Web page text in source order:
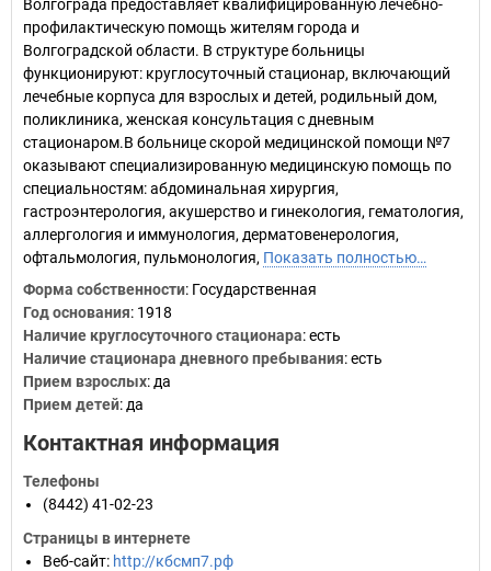
Волгограда предоставляет квалифицированную лечебно-
профилактическую помощь жителям города и
Волгоградской области. В структуре больницы
функционируют: круглосуточный стационар, включающий
лечебные корпуса для взрослых и детей, родильный дом,
поликлиника, женская консультация с дневным
стационаром.В больнице скорой медицинской помощи №7
оказывают специализированную медицинскую помощь по
специальностям: абдоминальная хирургия,
гастроэнтерология, акушерство и гинекология, гематология,
аллергология и иммунология, дерматовенерология,
офтальмология, пульмонология, Показать полностью…
Форма собственности: Государственная
Год основания: 1918
Наличие круглосуточного стационара: есть
Наличие стационара дневного пребывания: есть
Прием взрослых: да
Прием детей: да
Контактная информация
Телефоны
(8442) 41-02-23
Страницы в интернете
Веб-сайт: http://кбсмп7.рф